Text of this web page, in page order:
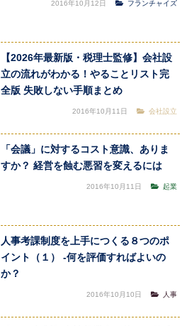
2016年10月12日 フランチャイズ
【2026年最新版・税理士監修】会社設
立の流れがわかる！やることリスト完
全版 失敗しない手順まとめ
2016年10月11日 会社設立
「会議」に対するコスト意識、ありま
すか？ 経営を蝕む悪習を変えるには
2016年10月11日 起業
人事考課制度を上手につくる８つのポ
イント（１） -何を評価すればよいの
か？
2016年10月10日 人事